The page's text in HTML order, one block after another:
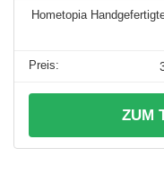
Hometopia
ZUM